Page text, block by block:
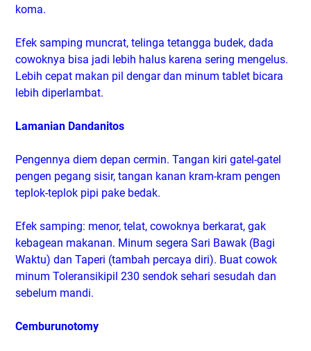
koma.
Efek samping muncrat, telinga tetangga budek, dada
cowoknya bisa jadi lebih halus karena sering mengelus.
Lebih cepat makan pil dengar dan minum tablet bicara
lebih diperlambat.
Lamanian Dandanitos
Pengennya diem depan cermin. Tangan kiri gatel-gatel
pengen pegang sisir, tangan kanan kram-kram pengen
teplok-teplok pipi pake bedak.
Efek samping: menor, telat, cowoknya berkarat, gak
kebagean makanan. Minum segera Sari Bawak (Bagi
Waktu) dan Taperi (tambah percaya diri). Buat cowok
minum Toleransikipil 230 sendok sehari sesudah dan
sebelum mandi.
Cemburunotomy